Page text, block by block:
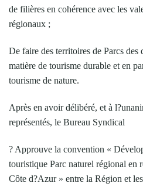
de filières en cohérence avec les
régionaux ;
De faire des territoires de Parcs des
matière de tourisme durable et en
tourisme de nature.
Après en avoir délibéré, et à
représentés, le Bureau Syndical
? Approuve la convention «
touristique Parc naturel régional en
Côte d?Azur » entre la Région et